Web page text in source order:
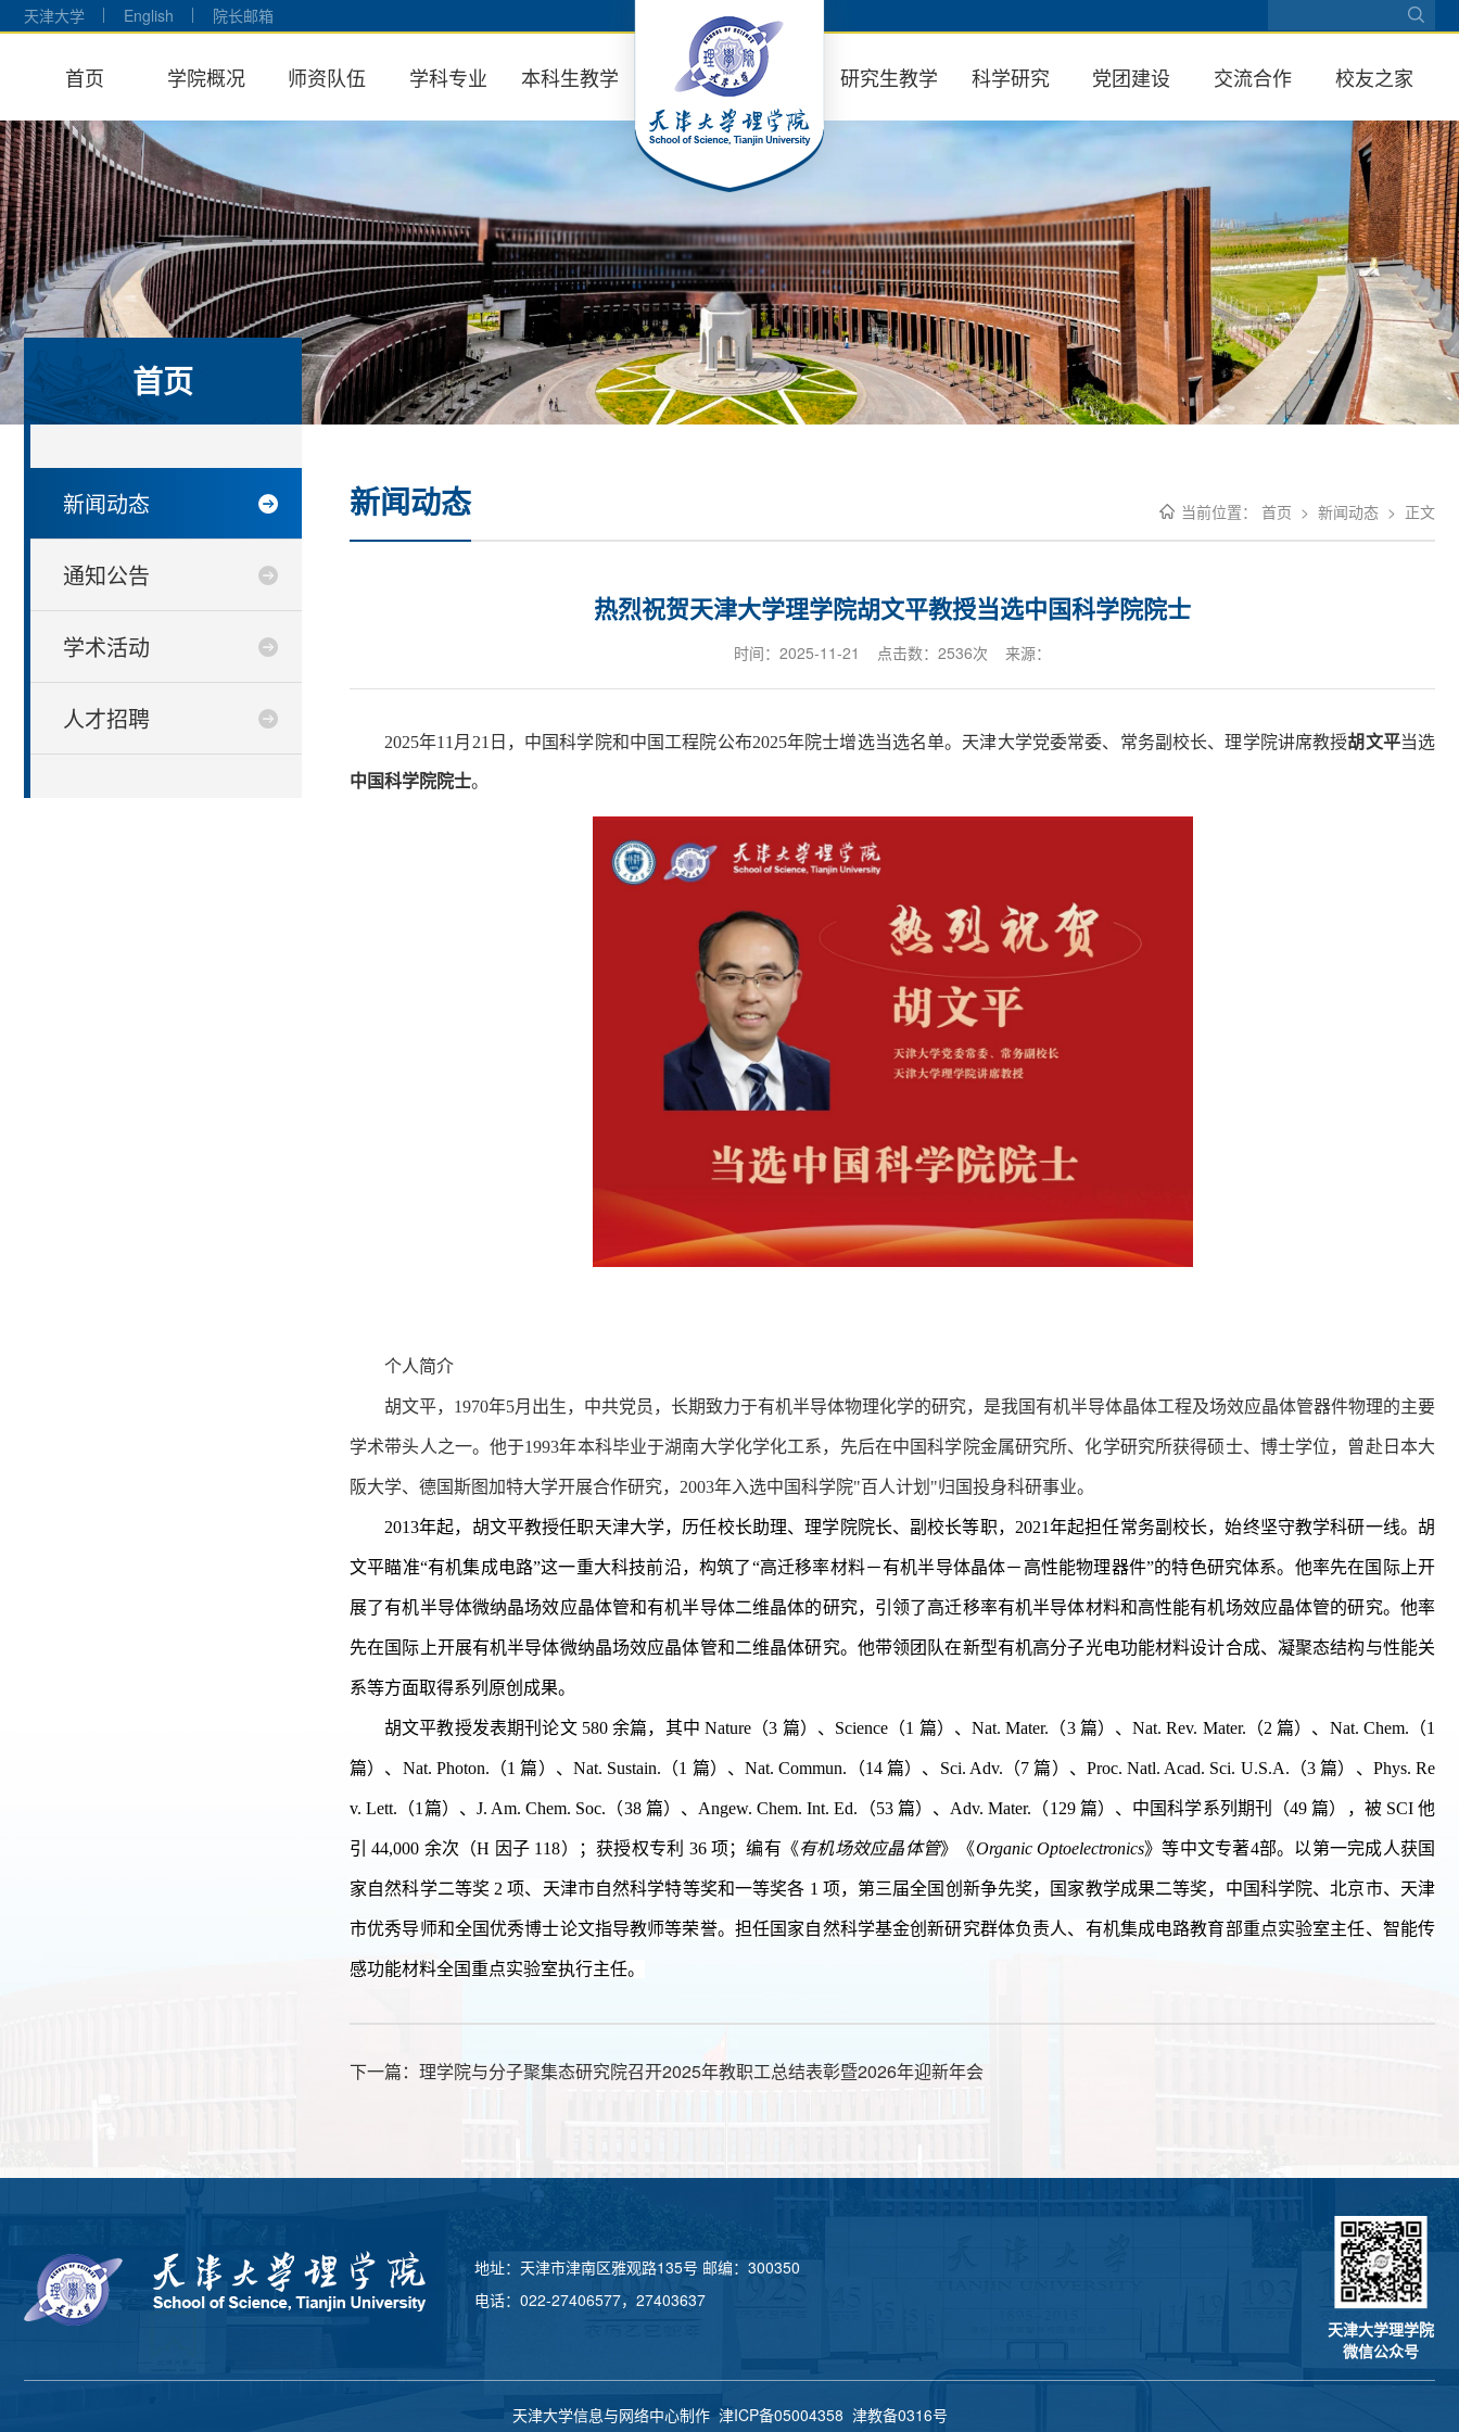
天津大学 English 院长邮箱
首页 学院概况 师资队伍 学科专业 本科生教学 研究生教学 科学研究 党团建设 交流合作 校友之家
首页
新闻动态
通知公告
学术活动
人才招聘
当前位置： 首页 > 新闻动态 > 正文
新闻动态
热烈祝贺天津大学理学院胡文平教授当选中国科学院院士
时间：2025-11-21 点击数： 2536次 来源：
2025年11月21日，中国科学院和中国工程院公布2025年院士增选当选名单。天津大学党委常委、常务副校长、理学院讲席教授胡文平当选
中国科学院院士。
个人简介
胡文平，1970年5月出生，中共党员，长期致力于有机半导体物理化学的研究，是我国有机半导体晶体工程及场效应晶体管器件物理的主要
学术带头人之一。他于1993年本科毕业于湖南大学化学化工系，先后在中国科学院金属研究所、化学研究所获得硕士、博士学位，曾赴日本大
阪大学、德国斯图加特大学开展合作研究，2003年入选中国科学院"百人计划"归国投身科研事业。
2013年起，胡文平教授任职天津大学，历任校长助理、理学院院长、副校长等职，2021年起担任常务副校长，始终坚守教学科研一线。胡
文平瞄准“有机集成电路”这一重大科技前沿，构筑了“高迁移率材料－有机半导体晶体－高性能物理器件”的特色研究体系。他率先在国际上开
展了有机半导体微纳晶场效应晶体管和有机半导体二维晶体的研究，引领了高迁移率有机半导体材料和高性能有机场效应晶体管的研究。他率
先在国际上开展有机半导体微纳晶场效应晶体管和二维晶体研究。他带领团队在新型有机高分子光电功能材料设计合成、凝聚态结构与性能关
系等方面取得系列原创成果。
胡文平教授发表期刊论文 580 余篇，其中 Nature（3 篇）、Science（1 篇）、Nat. Mater.（3 篇）、Nat. Rev. Mater.（2 篇）、Nat. Chem.（1
篇）、Nat. Photon.（1 篇）、Nat. Sustain.（1 篇）、Nat. Commun.（14 篇）、Sci. Adv.（7 篇）、Proc. Natl. Acad. Sci. U.S.A.（3 篇）、Phys. Re
v. Lett.（1篇）、J. Am. Chem. Soc.（38 篇）、Angew. Chem. Int. Ed.（53 篇）、Adv. Mater.（129 篇）、中国科学系列期刊（49 篇），被 SCI 他
引 44,000 余次（H 因子 118）；获授权专利 36 项；编有《有机场效应晶体管》《Organic Optoelectronics》等中文专著4部。以第一完成人获国
家自然科学二等奖 2 项、天津市自然科学特等奖和一等奖各 1 项，第三届全国创新争先奖，国家教学成果二等奖，中国科学院、北京市、天津
市优秀导师和全国优秀博士论文指导教师等荣誉。担任国家自然科学基金创新研究群体负责人、有机集成电路教育部重点实验室主任、智能传
感功能材料全国重点实验室执行主任。
下一篇： 理学院与分子聚集态研究院召开2025年教职工总结表彰暨2026年迎新年会
地址：天津市津南区雅观路135号 邮编：300350
电话：022-27406577，27403637
天津大学理学院
微信公众号
天津大学信息与网络中心制作 津ICP备05004358 津教备0316号